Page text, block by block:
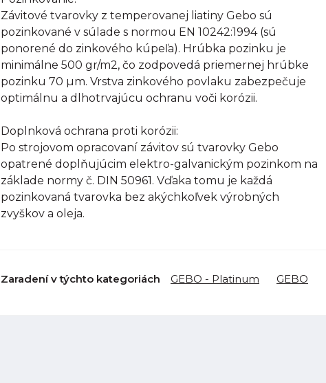
Závitové tvarovky z temperovanej liatiny Gebo sú
pozinkované v súlade s normou EN 10242:1994 (sú
ponorené do zinkového kúpeľa). Hrúbka pozinku je
minimálne 500 gr/m2, čo zodpovedá priemernej hrúbke
pozinku 70 µm. Vrstva zinkového povlaku zabezpečuje
optimálnu a dlhotrvajúcu ochranu voči korózii.
Doplnková ochrana proti korózii:
Po strojovom opracovaní závitov sú tvarovky Gebo
opatrené doplňujúcim elektro-galvanickým pozinkom na
základe normy č. DIN 50961. Vďaka tomu je každá
pozinkovaná tvarovka bez akýchkoľvek výrobných
zvyškov a oleja.
Zaradení v týchto kategoriách GEBO - Platinum GEBO